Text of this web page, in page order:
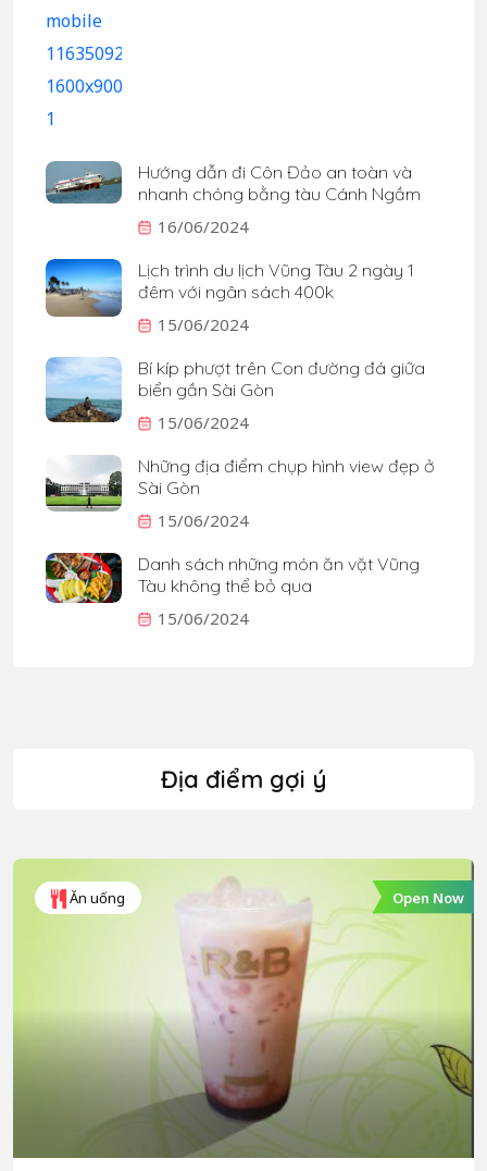
Hướng dẫn đi Côn Đảo an toàn và
nhanh chóng bằng tàu Cánh Ngầm
16/06/2024
Lịch trình du lịch Vũng Tàu 2 ngày 1
đêm với ngân sách 400k
15/06/2024
Bí kíp phượt trên Con đường đá giữa
biển gần Sài Gòn
15/06/2024
Những địa điểm chụp hình view đẹp ở
Sài Gòn
15/06/2024
Danh sách những món ăn vặt Vũng
Tàu không thể bỏ qua
15/06/2024
Địa điểm gợi ý
Ăn uống Open Now